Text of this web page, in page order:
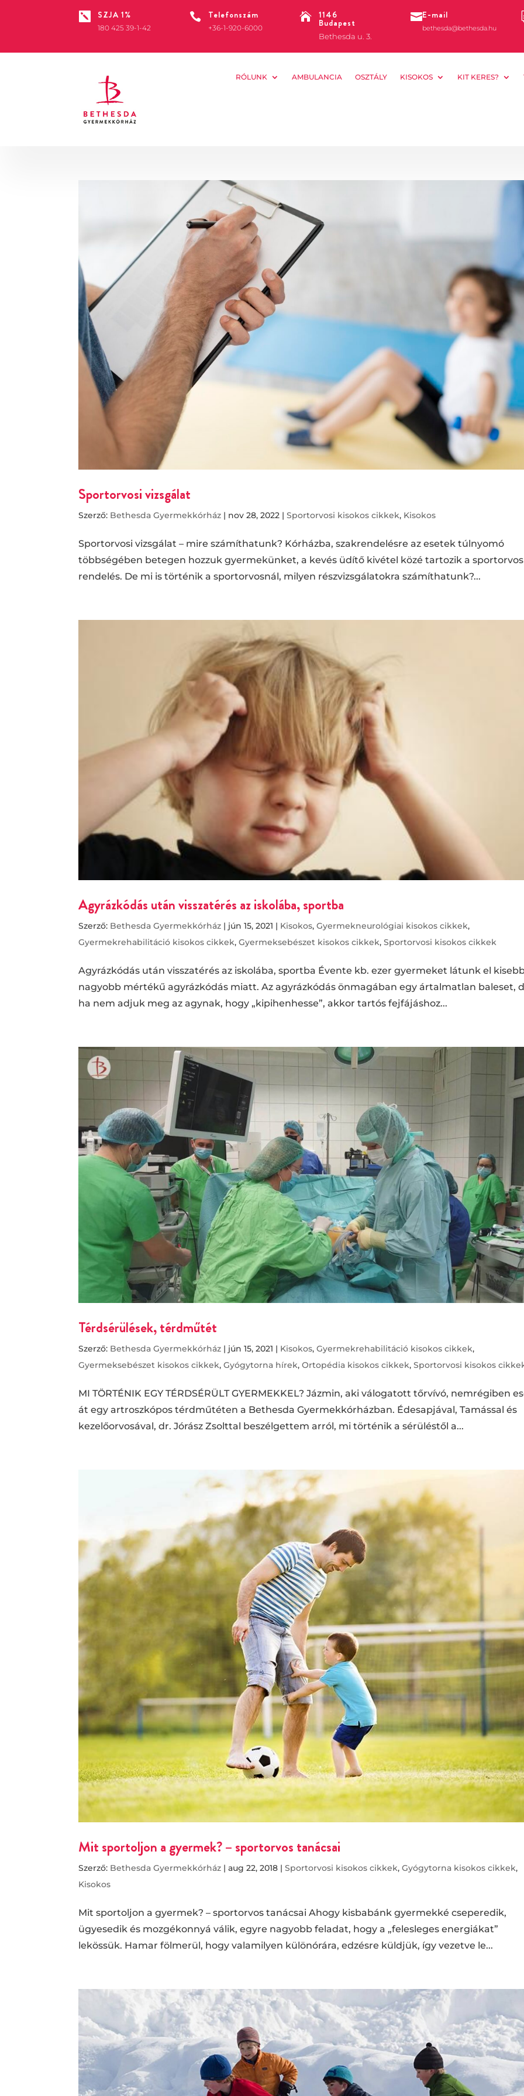
 SZJA 1%
180 425 39-1-42
 Telefonszám
+36-1-920-6000
 1146
Budapest
Bethesda u. 3.
E-mail
bethesda@bethesda.hu
RÓLUNK AMBULANCIA OSZTÁLY KISOKOS KIT KERES?
Sportorvosi vizsgálat
Szerző: Bethesda Gyermekkórház | nov 28, 2022 |Sportorvosi kisokos cikkek, Kisokos
Sportorvosi vizsgálat – mire számíthatunk? Kórházba, szakrendelésre az esetek túlnyomó
többségében betegen hozzuk gyermekünket, a kevés üdítő kivétel közé tartozik a
rendelés. De mi is történik a sportorvosnál, milyen részvizsgálatokra számíthatunk?...
Agyrázkódás után visszatérés az iskolába, sportba
Szerző: Bethesda Gyermekkórház | jún 15, 2021 | Kisokos,Gyermekneurológiai kisokos cikkek,
Gyermekrehabilitáció kisokos cikkek,Gyermeksebészet kisokos cikkek,Sportorvosi kisokos cikkek
Agyrázkódás után visszatérés az iskolába, sportba Évente kb. ezer gyermeket látunk el
nagyobb mértékű agyrázkódás miatt. Az agyrázkódás önmagában egy ártalmatlan baleset,
ha nem adjuk meg az agynak, hogy „kipihenhesse”, akkor tartós fejfájáshoz...
Térdsérülések, térdműtét
Szerző: Bethesda Gyermekkórház | jún 15, 2021 | Kisokos,Gyermekrehabilitáció kisokos cikkek,
Gyermeksebészet kisokos cikkek,Gyógytorna hírek,Ortopédia kisokos cikkek,Sportorvosi kisokos
MI TÖRTÉNIK EGY TÉRDSÉRÜLT GYERMEKKEL? Jázmin, aki válogatott tőrvívó, nemrégiben
át egy artroszkópos térdműtéten a Bethesda Gyermekkórházban. Édesapjával, Tamással és
kezelőorvosával, dr. Jórász Zsolttal beszélgettem arról, mi történik a sérüléstől a...
Mit sportoljon a gyermek? – sportorvos tanácsai
Szerző: Bethesda Gyermekkórház |aug 22, 2018 |Sportorvosi kisokos cikkek,Gyógytorna kisokos cikkek,
Kisokos
Mit sportoljon a gyermek? – sportorvos tanácsai Ahogy kisbabánk gyermekké cseperedik,
ügyesedik és mozgékonnyá válik, egyre nagyobb feladat, hogy a „felesleges energiákat”
lekössük. Hamar fölmerül, hogy valamilyen különórára, edzésre küldjük, így vezetve le...